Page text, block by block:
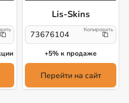
Lis-Skins
73676104
+5% к продаже
Перейти на сайт